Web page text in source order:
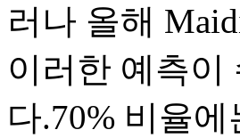
러나 올해
이러한 예측이
다.70% 비율